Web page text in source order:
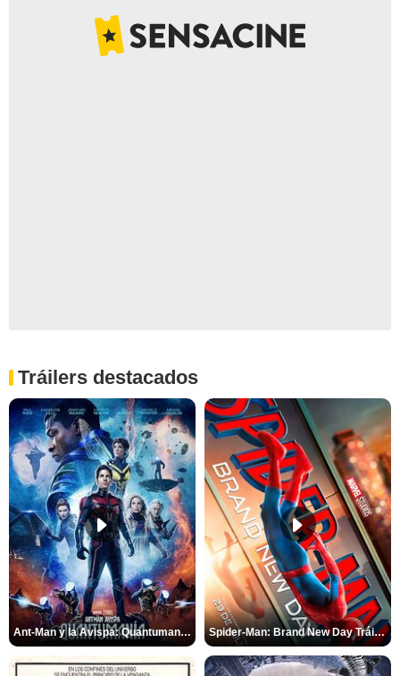
Tráilers destacados
Ant-Man y la Avispa: Quantumanía Tráiler (2) Spider-Man: Brand New Day Tráiler (3)